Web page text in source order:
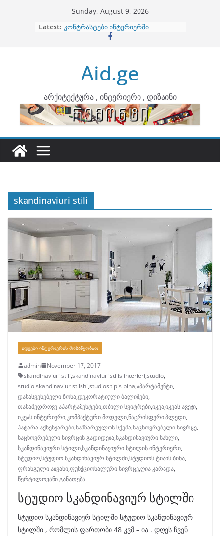
Sunday, August 9, 2026
Latest: ბინების გაერთიანება
კონტრასტები ინტერიერში
ინტერიერის დიზიანი
არტემიდი წარმოგიდგენთ
Aid.ge
არქიტექტურა , ინტერიერი , დიზაინი
skandinaviuri stili
ᲘᲓᲔᲔᲑᲘ ᲘᲜᲢᲔᲠᲘᲔᲠᲘᲡ ᲛᲝᲡᲐᲬᲧᲝᲑᲐᲗ
admin
November 17, 2017
skandinaviuri stili,skandinaviuri stilis interieri,studio,
studio skandinaviur stilshi,studios tipis bina,აპარტამენტი,
დასასვენებელი ზონა,დეკორატიული ბალიშები,
თანამედროვე აპარტამენტები,თბილი სვიტრები,იკეა,იკეას ავეჯი,
იკეას ინტერიერი,კომპაქტური მოდელი,ნაცრისფერი პლედი,
პატარა აქსესუარები,სამზარეულოს სქემა,საცხოვრებელი სივრცე,
საცხოვრებელი სივრცის გადიდება,სკანდინავიური სახლი,
სკანდინავიური სტილი,სკანდინავიური სტილის ინტერიერი,
სტუდიო,სტუდიო სკანდინავიურ სტილში,სტუდიოს ტიპის ბინა,
ფრანგული აივანი,ფუნქციონალური სივრცე,ღია კარადა,
წერტილოვანი განათება
სტუდიო სკანდინავიურ სტილში
სტუდიო სკანდინავიურ სტილში სტუდიო სკანდინავიურ
სტილში , რომლის ფართობი 48 კვმ – ია . დღეს ჩვენ